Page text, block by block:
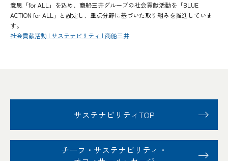
意思「for ALL」を込め、商船三井グループの社会貢献活動を「BLUE
ACTION for ALL」と設定し、重点分野に基づいた取り組みを推進していま
す。
社会貢献活動 | サステナビリティ | 商船三井
サステナビリティTOP
チーフ・サステナビリティ ・